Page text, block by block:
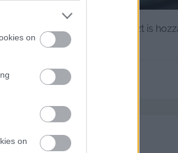
on
on
a programjukból, egyben azt is